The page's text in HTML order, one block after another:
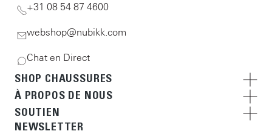
+31 08 54 87 4600
webshop@nubikk.com
Chat en Direct
SHOP CHAUSSURES
À PROPOS DE NOUS
SOUTIEN
NEWSLETTER